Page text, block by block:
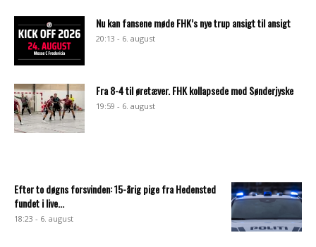
Nu kan fansene møde FHK’s nye trup ansigt til ansigt
20:13 - 6. august
Fra 8-4 til øretæver. FHK kollapsede mod Sønderjyske
19:59 - 6. august
Efter to døgns forsvinden: 15-årig pige fra Hedensted
fundet i live...
18:23 - 6. august